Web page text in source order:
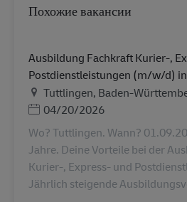
Похожие вакансии
Ausbildung Fachkraft Kurier-,
Postdienstleistungen (m/w/d)
Местоположение
Tuttlingen, Baden-
Дата публикации
04/20/2026
Wo? Tuttlingen. Wann?
Jahre. Deine Vorteile bei der
Kurier-, Express- und
Jährlich steigende